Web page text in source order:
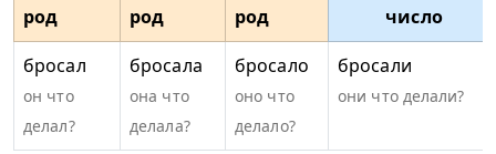
число
род
род
род
бросал
он что
делал?
бросала
она что
делала?
бросало
оно что
делало?
бросали
они что делали?